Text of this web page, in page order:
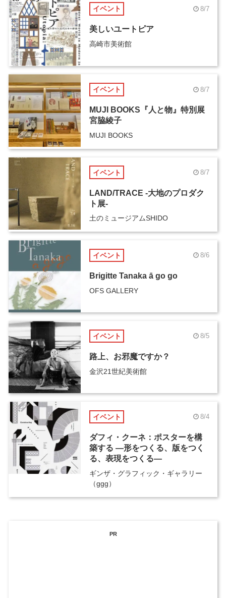
イベント 8/7
美しいユートピア
高崎市美術館
イベント 8/7
MUJI BOOKS『人と物』特別展
宮脇綾子
MUJI BOOKS
イベント 8/7
LAND/TRACE -大地のプロダク
ト展-
土のミュージアムSHIDO
イベント 8/6
Brigitte Tanaka ā go go
OFS GALLERY
イベント 8/5
路上、お邪魔ですか？
金沢21世紀美術館
イベント 8/4
ダフィ・クーネ：ポスターを構
築する ―形をつくる、版をつく
る、表現をつくる―
ギンザ・グラフィック・ギャラリー
（ggg）
PR